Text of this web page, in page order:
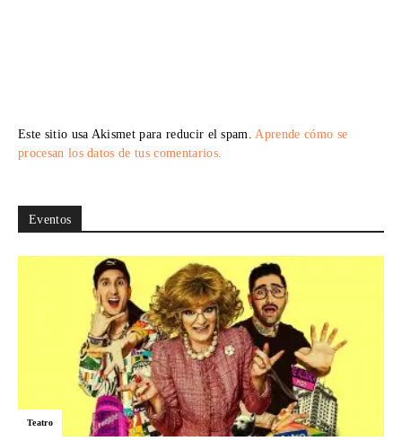
Este sitio usa Akismet para reducir el spam.Aprende cómo se
procesan los datos de tus comentarios.
Eventos
Teatro